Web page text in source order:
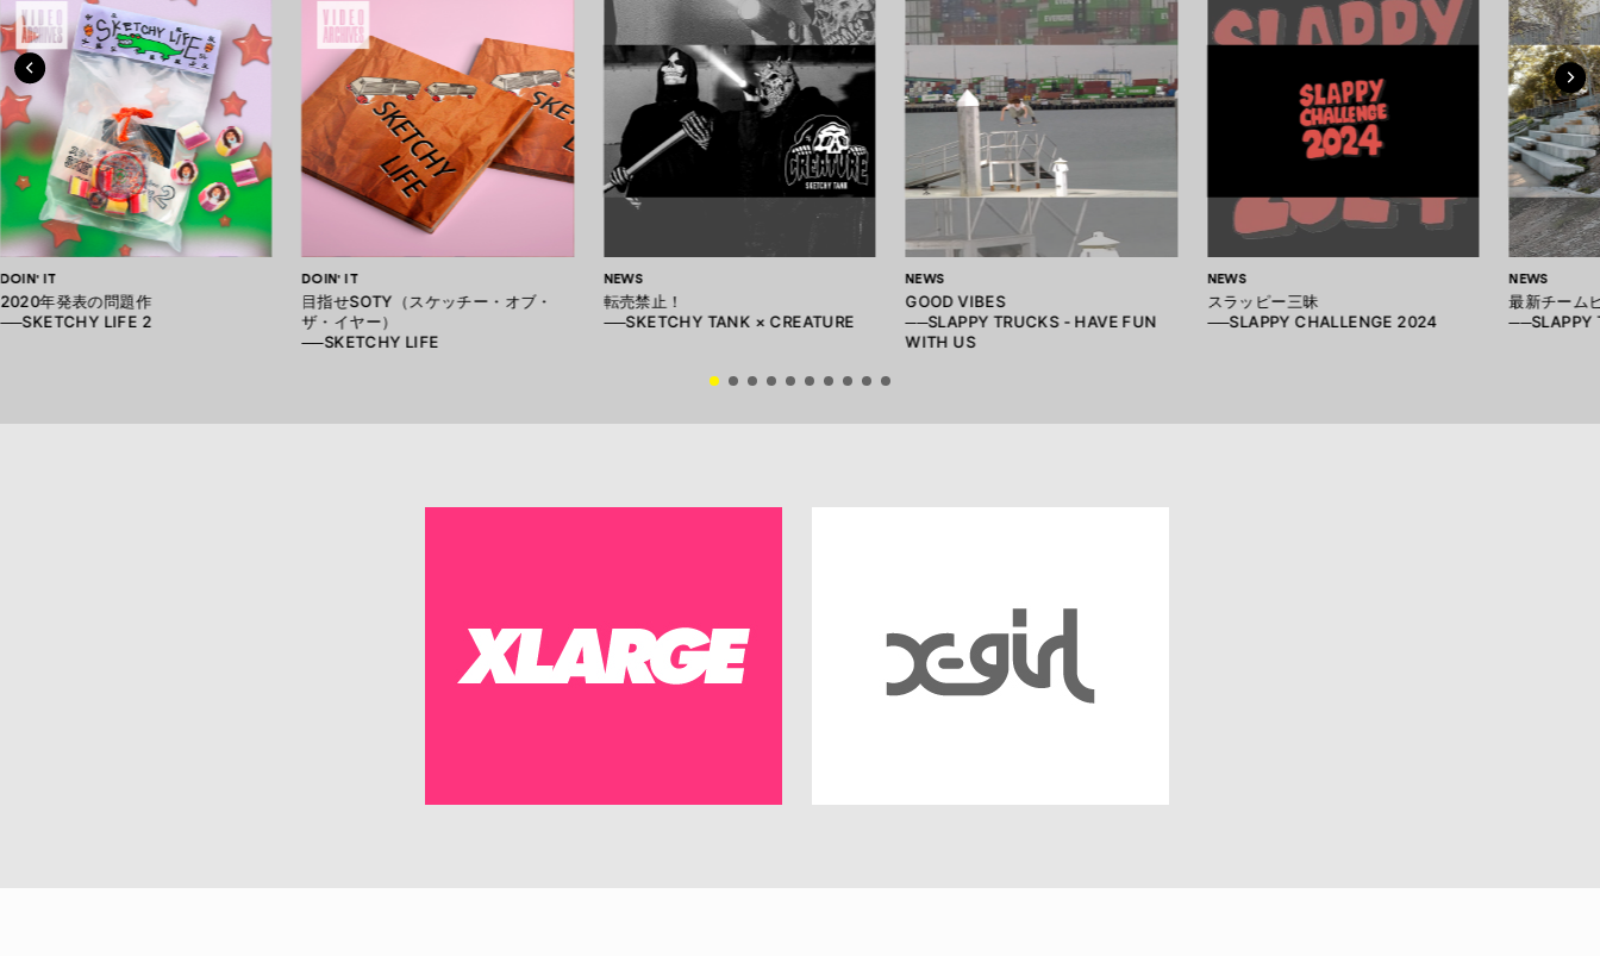
DOIN' IT
2020年発表の問題作
──SKETCHY LIFE 2
DOIN' IT
目指せSOTY（スケッチー・オブ・
ザ・イヤー）
──SKETCHY LIFE
NEWS
転売禁止！
──SKETCHY TANK × CREATURE
NEWS
GOOD VIBES
──SLAPPY TRUCKS - HAVE FUN
WITH US
NEWS
スラッピー三昧
──SLAPPY CHALLENGE 2024
NEWS
最新チーム
──SLAPPY